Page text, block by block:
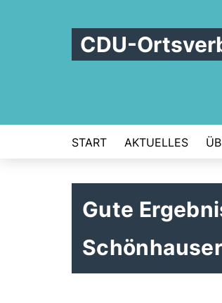
CDU-
START AKTUELLES
Gute